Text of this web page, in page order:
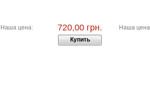
Наша цена: 720,00 грн.
Купить
Наша